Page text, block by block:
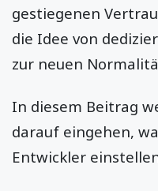
gestiegenen
die Idee von
zur neuen
In diesem Beitrag
darauf eingehen,
Entwickler